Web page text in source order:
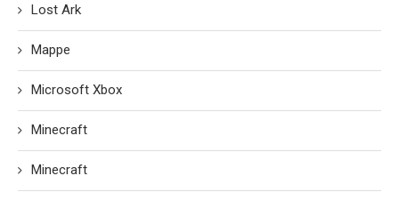
Lost Ark
Mappe
Microsoft Xbox
Minecraft
Minecraft